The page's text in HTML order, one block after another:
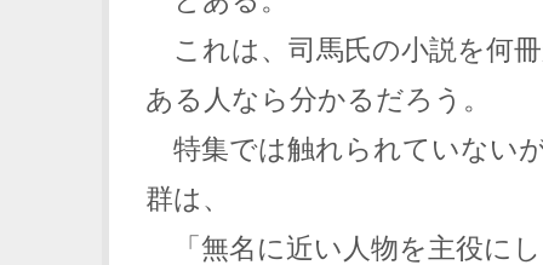
これは、司馬氏の小説を何
ある人なら分かるだろう。
特集では触れられていない
群は、
「無名に近い人物を主役に